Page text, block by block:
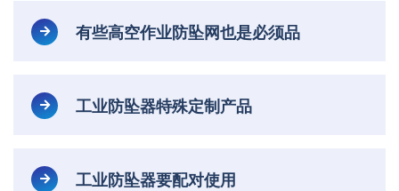
有些高空作业防坠网也是必须品
工业防坠器特殊定制产品
工业防坠器要配对使用